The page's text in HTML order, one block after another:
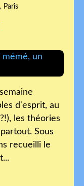
Paris
d'esprit, au
les théories
Sous
recueilli le